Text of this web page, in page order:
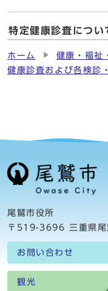
特定健康診査につい
ホーム 健康・福祉
健康診査および各検診
尾鷲市役所
〒519-3696 三重県
お問い合わせ
観光